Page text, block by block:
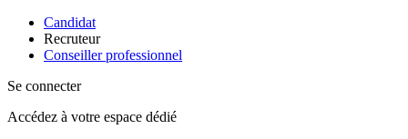
Candidat
Recruteur
Conseiller professionnel
Se connecter
Accédez à votre espace dédié